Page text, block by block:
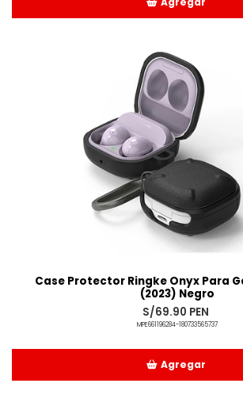
Case Protector Ringke Onyx Para
(2023) Negro
S/69.90 PEN
MPE661196284-180733565737
Agregar